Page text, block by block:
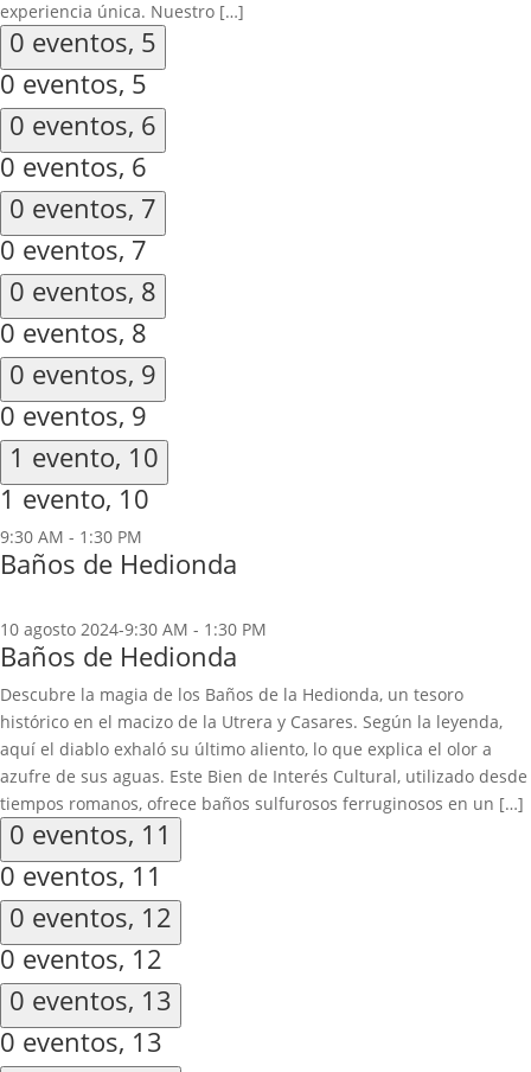
experiencia única. Nuestro […]
0 eventos, 5
0 eventos, 5
0 eventos, 6
0 eventos, 6
0 eventos, 7
0 eventos, 7
0 eventos, 8
0 eventos, 8
0 eventos, 9
0 eventos, 9
1 evento, 10
1 evento, 10
9:30 AM - 1:30 PM
Baños de Hedionda
10 agosto 2024-9:30 AM - 1:30 PM
Baños de Hedionda
Descubre la magia de los Baños de la Hedionda, un tesoro
histórico en el macizo de la Utrera y Casares. Según la leyenda,
aquí el diablo exhaló su último aliento, lo que explica el olor a
azufre de sus aguas. Este Bien de Interés Cultural, utilizado desde
tiempos romanos, ofrece baños sulfurosos ferruginosos en un […]
0 eventos, 11
0 eventos, 11
0 eventos, 12
0 eventos, 12
0 eventos, 13
0 eventos, 13